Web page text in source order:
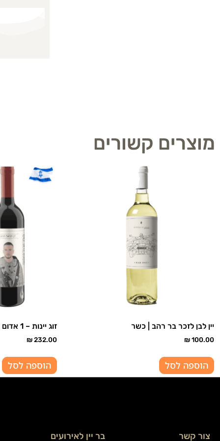
מוצרים קשורים
יין לבן לזכר בר רהב | כשר
₪100.00
הוספה לסל
זוג יינות – 1 אדום ו- 1 רוזה דניאל דנינו | כשר
₪232.00
הוספה לסל
צור קשר בר יין לאירועים